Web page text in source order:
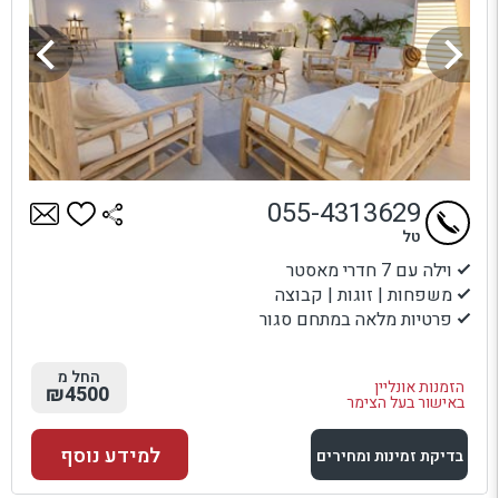
וילה עם 7 חדרי מאסטר
משפחות | זוגות | קבוצה
פרטיות מלאה במתחם סגור
הזמנות אונליין
באישור בעל הצימר
055-4313629
טל
החל מ
₪4500
בדיקת זמינות ומחירים למידע נוסף